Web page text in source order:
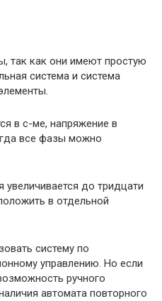
так как они имеют простую
система и система
в с-ме, напряжение в
все фазы можно
увеличивается до тридцати
в отдельной
систему по
управлению. Но если
ручного
автомата повторного